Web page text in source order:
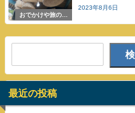
おでかけや旅の参
考
2023年8月6日
最近の投稿